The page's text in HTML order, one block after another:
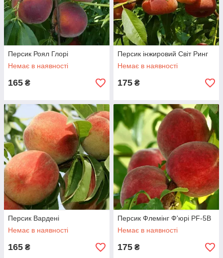
Персик Роял Глорі
Немає в наявності
165 ₴
Персик інжировий Світ Ринг
Немає в наявності
175 ₴
Персик Вардені
Немає в наявності
165 ₴
Персик Флемінг Ф'юрі PF-5B
Немає в наявності
175 ₴